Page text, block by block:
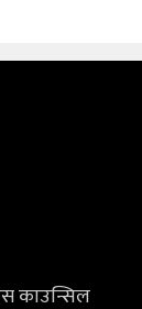
काउन्सिल